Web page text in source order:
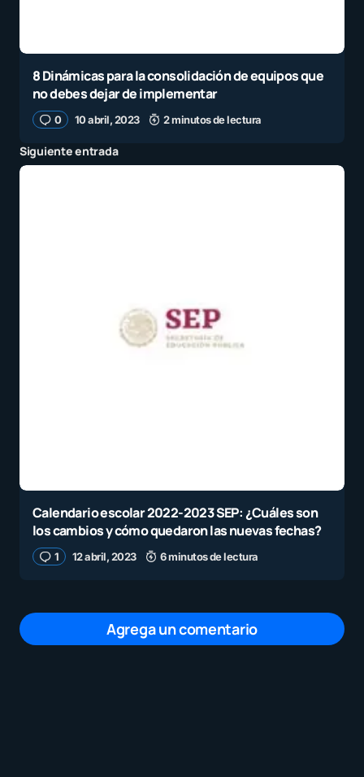
8 Dinámicas para la consolidación de equipos que
no debes dejar de implementar
0 10 abril, 2023 2 minutos de lectura
Siguiente entrada
Calendario escolar 2022-2023 SEP: ¿Cuáles son
los cambios y cómo quedaron las nuevas fechas?
1 12 abril, 2023 6 minutos de lectura
Agrega un comentario